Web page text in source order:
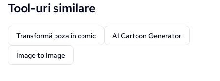
Tool-uri similare
Transformă poza în comic AI Cartoon Generator
Image to Image